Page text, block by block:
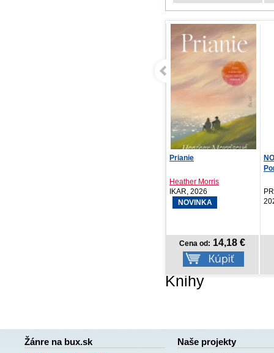
NOTIQUE Vreckový diár
PRESCOGROUP SK,
2026
Cena od: 3,27 €
Knihy
Žánre na bux.sk Naše projekty